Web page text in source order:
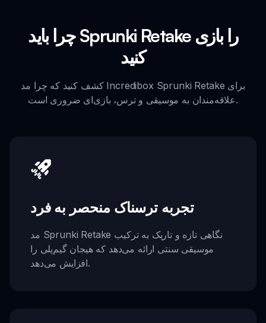
چرا باید Sprunki Retake را بازی
کنید
کشف کنید که چرا مد Incredibox Sprunki Retake برای
علاقه‌مندان به موسیقی و ترس، بازی‌ای ضروری است.
تجربه ترسناک منحصر به فرد
مد Sprunki Retake نگاهی تازه و تاریک به ترکیب
موسیقی سنتی ارائه می‌دهد که هیجان گیم‌پلی را
افزایش می‌دهد.